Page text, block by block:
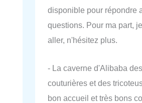
disponible pour répondre
questions. Pour ma part,
aller, n'hésitez plus.
- La caverne d'Alibaba des
couturières et des
bon accueil et très bons